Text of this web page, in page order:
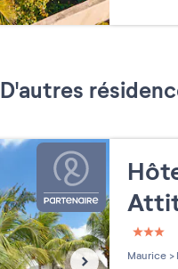
D'autres
3
Maurice >